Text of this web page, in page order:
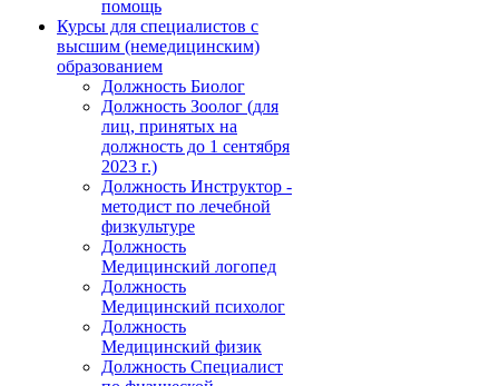
помощь
Курсы для специалистов с
высшим (немедицинским)
образованием
Должность Биолог
Должность Зоолог (для
лиц, принятых на
должность до 1 сентября
2023 г.)
Должность Инструктор -
методист по лечебной
физкультуре
Должность
Медицинский логопед
Должность
Медицинский психолог
Должность
Медицинский физик
Должность Специалист